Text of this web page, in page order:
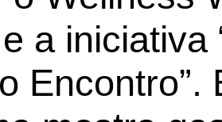
a iniciativa